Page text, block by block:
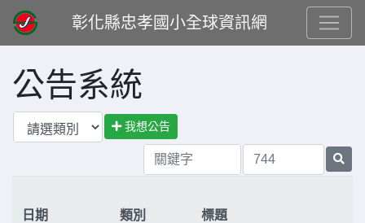
彰化縣忠孝國小全球資訊網
公告系統
我想公告
日期 類別 標題